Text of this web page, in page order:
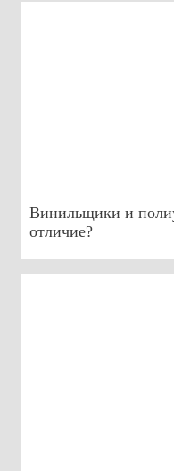
Винильщики и
отличие?